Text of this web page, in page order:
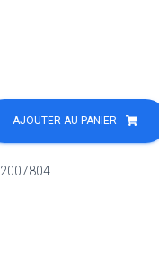
AJOUTER AU PANIER